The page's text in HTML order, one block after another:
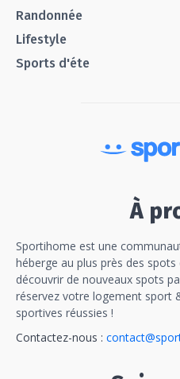
Randonnée
Lifestyle
Sports d'éte
À
Sportihome est une
héberge au plus près des
découvrir de nouveaux spots
réservez votre logement sport
sportives réussies !
Contactez-nous :